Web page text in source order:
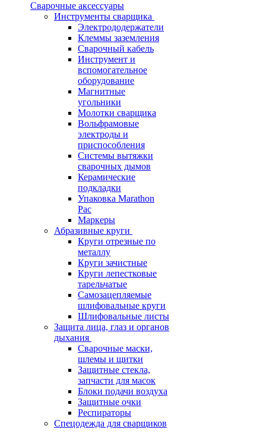
Сварочные аксессуары
Инструменты сварщика
Электрододержатели
Клеммы заземления
Сварочный кабель
Инструмент и
вспомогательное
оборудование
Магнитные
угольники
Молотки сварщика
Вольфрамовые
электроды и
приспособления
Системы вытяжки
сварочных дымов
Керамические
подкладки
Упаковка Marathon
Pac
Маркеры
Абразивные круги
Круги отрезные по
металлу
Круги зачистные
Круги лепестковые
тарельчатые
Самозацепляемые
шлифовальные круги
Шлифовальные листы
Защита лица, глаз и органов
дыхания
Сварочные маски,
шлемы и щитки
Защитные стекла,
запчасти для масок
Блоки подачи воздуха
Защитные очки
Респираторы
Спецодежда для сварщиков